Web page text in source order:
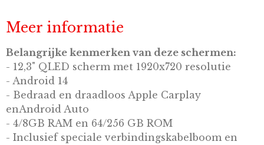
Meer informatie
Belangrijke kenmerken van deze schermen:
- 12,3" QLED scherm met 1920x720 resolutie
- Android 14
- Bedraad en draadloos Apple Carplay
enAndroid Auto
- 4/8GB RAM en 64/256 GB ROM
- Inclusief speciale verbindingskabelboom en